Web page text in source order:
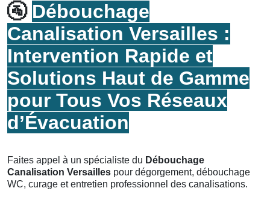
🚰 Débouchage
Canalisation Versailles :
Intervention Rapide et
Solutions Haut de Gamme
pour Tous Vos Réseaux
d’Évacuation
Faites appel à un spécialiste du Débouchage
Canalisation Versailles pour dégorgement, débouchage
WC, curage et entretien professionnel des canalisations.